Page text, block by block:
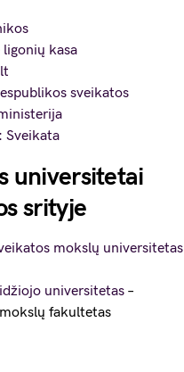
kasa
sveikatos
Sveikata
universitetai
srityje
mokslų universitetas
universitetas –
fakultetas